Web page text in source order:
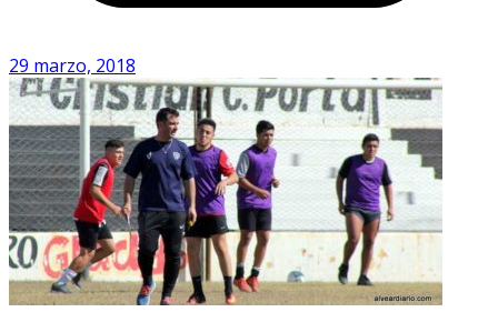
29 marzo, 2018